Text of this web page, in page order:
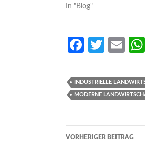
In "Blog"
Fa
b
o
k
T
itt
er
E
ail
INDUSTRIELLE
MODERNE
Beitrags-
VORHERIGER BEITRAG